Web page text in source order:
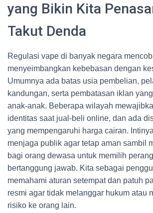
yang Bikin Kita
Takut Denda
Regulasi vape di banyak negara
menyeimbangkan kebebasan dengan
Umumnya ada batas usia pembelian,
kandungan, serta pembatasan iklan
anak-anak. Beberapa wilayah
identitas saat jual-beli online, dan ada
yang mempengaruhi harga cairan.
menjaga publik agar tetap aman sambil
bagi orang dewasa untuk memilih
bertanggung jawab. Kita sebagai
memahami aturan setempat dan patuh
resmi agar tidak melanggar hukum atau
risiko ke orang lain.